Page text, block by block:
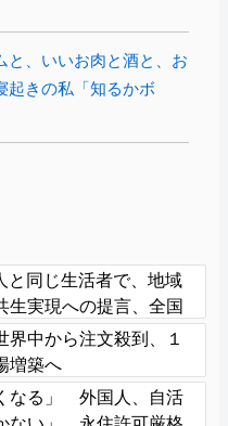
と、いいお肉と酒と、お
起きの私「知るかボ
と同じ生活者で、地域
実現への提言、全国
界中から注文殺到、１
増築へ
なる」 外国人、自活